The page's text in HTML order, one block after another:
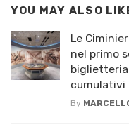
YOU MAY ALSO
Le
nel primo
cumulativi
By